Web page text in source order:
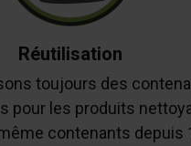
Réutilisation
toujours des
pour les produits
contenants depuis